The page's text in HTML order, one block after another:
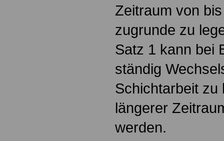
Zeitraum von
zugrunde zu
Satz 1 kann bei
ständig
Schichtarbeit zu
längerer
werden.